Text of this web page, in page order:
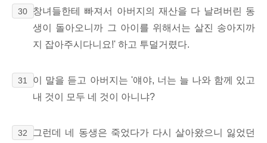
30
창녀들한테 빠져서 아버지의 재산을 다 날려버린 동
생이 돌아오니까 그 아이를 위해서는 살진 송아지까
지 잡아주시다니요!' 하고 투덜거렸다.
31
이 말을 듣고 아버지는 '얘야, 너는 늘 나와 함께 있고
내 것이 모두 네 것이 아니냐?
32
그런데 네 동생은 죽었다가 다시 살아왔으니 잃었던